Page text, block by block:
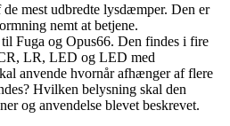
mest udbredte lysdæmper. Den er
nemt at betjene.
Fuga og Opus66. Den findes i fire
LR, LED og LED med
anvende hvornår afhænger af flere
Hvilken belysning skal den
og anvendelse blevet beskrevet.